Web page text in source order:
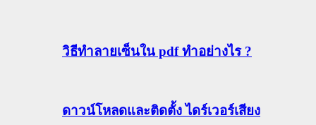
วิธีทําลายเซ็นใน pdf ทำอย่างไร ?
ดาวน์โหลดและติดตั้ง ไดร์เวอร์เสียง